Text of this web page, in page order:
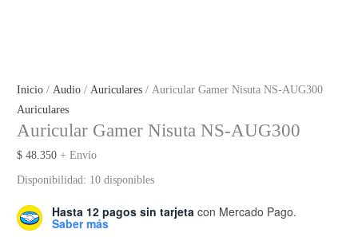
Inicio /Audio /Auriculares / Auricular Gamer Nisuta NS-AUG300
Auriculares
Auricular Gamer Nisuta NS-AUG300
$ 48.350 + Envío
Disponibilidad: 10 disponibles
Hasta 12 pagos sin tarjeta con Mercado Pago.
Saber más